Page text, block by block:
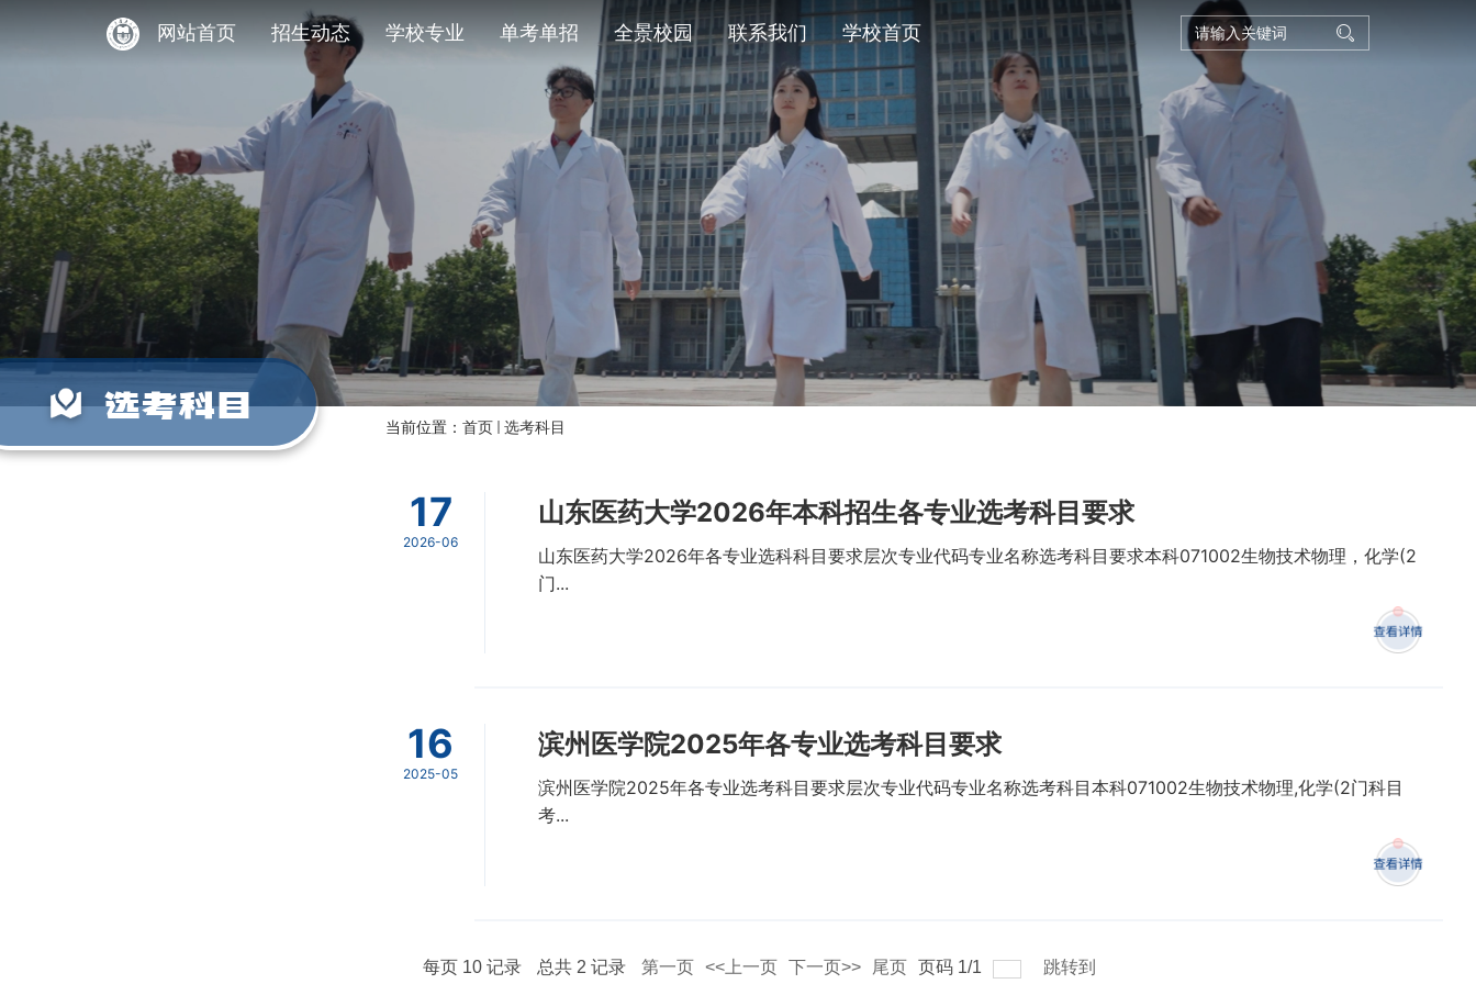
网站首页 招生动态 学校专业 单考单招 全景校园 联系我们 学校首页
选考科目
当前位置： 首页 选考科目
17
2026-06
山东医药大学2026年本科招生各专业选考科目要求
山东医药大学2026年各专业选科科目要求层次专业代码专业名称选考科目要求本科071002生物技术物理，化学(2
门...
16
2025-05
滨州医学院2025年各专业选考科目要求
滨州医学院2025年各专业选考科目要求层次专业代码专业名称选考科目本科071002生物技术物理,化学(2门科目
考...
每页 10 记录 总共 2 记录 第一页 <<上一页 下一页>> 尾页 页码 1/1 跳转到